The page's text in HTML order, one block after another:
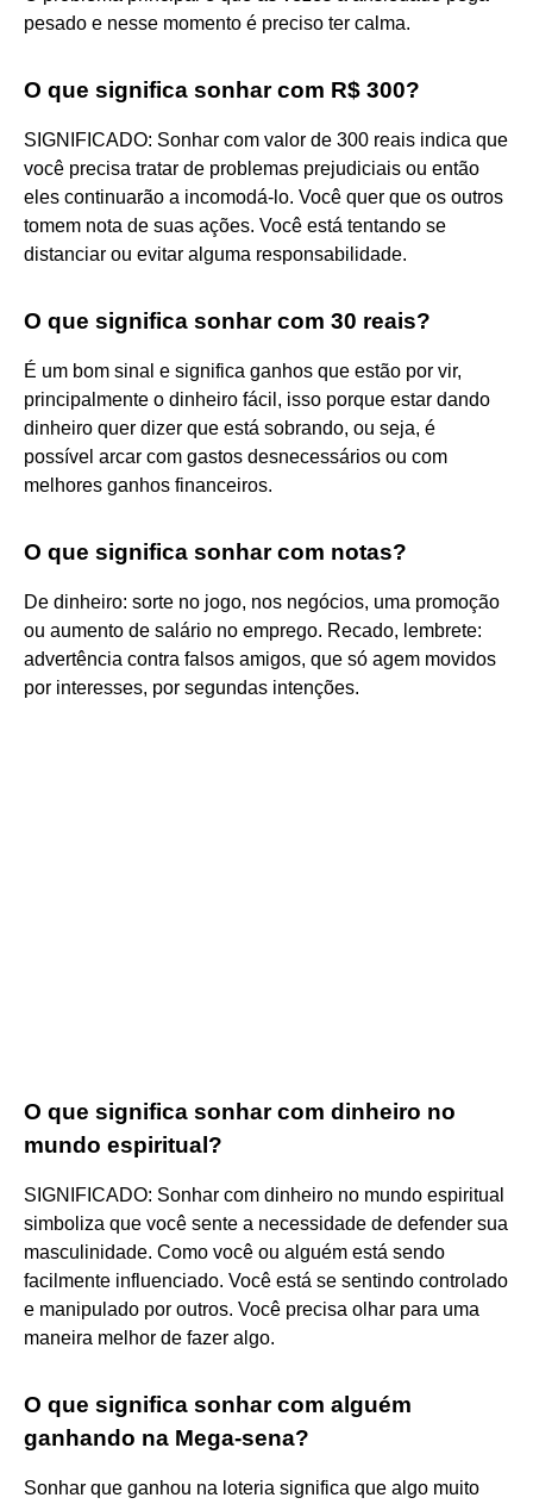
pesado e nesse momento é preciso ter calma.
O que significa sonhar com R$ 300?
SIGNIFICADO: Sonhar com valor de 300 reais indica que
você precisa tratar de problemas prejudiciais ou então
eles continuarão a incomodá-lo. Você quer que os outros
tomem nota de suas ações. Você está tentando se
distanciar ou evitar alguma responsabilidade.
O que significa sonhar com 30 reais?
É um bom sinal e significa ganhos que estão por vir,
principalmente o dinheiro fácil, isso porque estar dando
dinheiro quer dizer que está sobrando, ou seja, é
possível arcar com gastos desnecessários ou com
melhores ganhos financeiros.
O que significa sonhar com notas?
De dinheiro: sorte no jogo, nos negócios, uma promoção
ou aumento de salário no emprego. Recado, lembrete:
advertência contra falsos amigos, que só agem movidos
por interesses, por segundas intenções.
O que significa sonhar com dinheiro no
mundo espiritual?
SIGNIFICADO: Sonhar com dinheiro no mundo espiritual
simboliza que você sente a necessidade de defender sua
masculinidade. Como você ou alguém está sendo
facilmente influenciado. Você está se sentindo controlado
e manipulado por outros. Você precisa olhar para uma
maneira melhor de fazer algo.
O que significa sonhar com alguém
ganhando na Mega-sena?
Sonhar que ganhou na loteria significa que algo muito